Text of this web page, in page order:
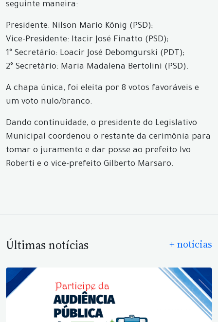
seguinte maneira:
Presidente: Nilson Mario König (PSD);
Vice-Presidente: Itacir José Finatto (PSD);
1° Secretário: Loacir José Debomgurski (PDT);
2° Secretário: Maria Madalena Bertolini (PSD).
A chapa única, foi eleita por 8 votos favoráveis e
um voto nulo/branco.
Dando continuidade, o presidente do Legislativo
Municipal coordenou o restante da cerimônia para
tomar o juramento e dar posse ao prefeito Ivo
Roberti e o vice-prefeito Gilberto Marsaro.
Últimas notícias + notícias